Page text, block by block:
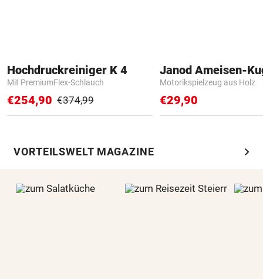
Hochdruckreiniger K 4
Mit PremiumFlex-Schlauch
€254,90 €374,99
Janod Ameisen-
Motorikspielzeug aus Holz
€29,90
VORTEILSWELT MAGAZINE chevron_right